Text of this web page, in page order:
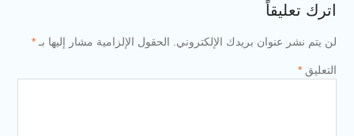
اترك تعليقاً
لن يتم نشر عنوان بريدك الإلكتروني. الحقول الإلزامية مشار إليها بـ *
التعليق *